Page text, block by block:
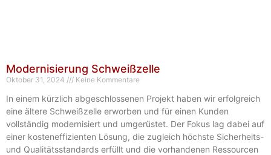
Modernisierung Schweißzelle
Oktober 31, 2024 Keine Kommentare
In einem kürzlich abgeschlossenen Projekt haben wir erfolgreich
eine ältere Schweißzelle erworben und für einen Kunden
vollständig modernisiert und umgerüstet. Der Fokus lag dabei auf
einer kosteneffizienten Lösung, die zugleich höchste Sicherheits-
und Qualitätsstandards erfüllt und die vorhandenen Ressourcen